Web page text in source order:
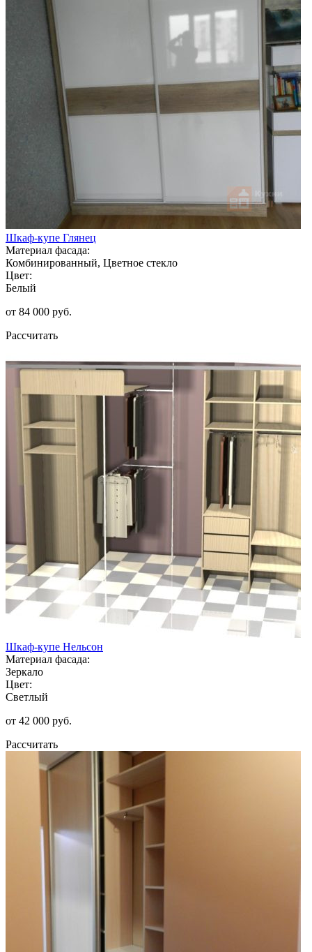
Шкаф-купе Глянец
Материал фасада:
Комбинированный, Цветное стекло
Цвет:
Белый
от 84 000 руб.
Рассчитать
Шкаф-купе Нельсон
Материал фасада:
Зеркало
Цвет:
Светлый
от 42 000 руб.
Рассчитать